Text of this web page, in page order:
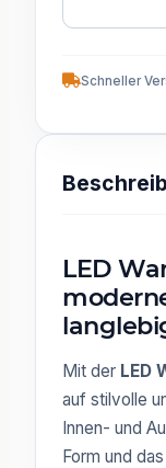
Schneller
LED
Mit der LED
auf stilvolle
Innen- und
Form und